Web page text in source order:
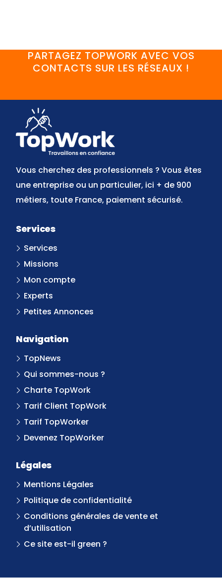
PARTAGEZ TOPWORK AVEC VOS
CONTACTS SUR LES RÉSEAUX !
Vous cherchez des professionnels ? Vous êtes
une entreprise ou un particulier, ici + de 900
métiers, toute France, paiement sécurisé.
Services
Services
Missions
Mon compte
Experts
Petites Annonces
Navigation
TopNews
Qui sommes-nous ?
Charte TopWork
Tarif Client TopWork
Tarif TopWorker
Devenez TopWorker
Légales
Mentions Légales
Politique de confidentialité
Conditions générales de vente et
d’utilisation
Ce site est-il green ?